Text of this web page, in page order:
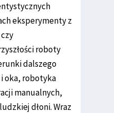
eksperymenty z
roboty
dalszego
oka, robotyka
manualnych,
dłoni. Wraz